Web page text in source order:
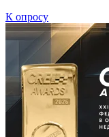
К опросу